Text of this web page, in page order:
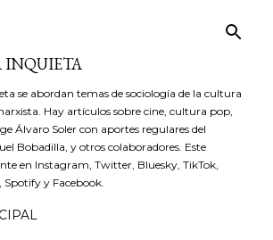
INQUIETA
se abordan temas de sociología de la cultura
Hay artículos sobre cine, cultura pop,
Álvaro Soler con aportes regulares del
Bobadilla, y otros colaboradores. Este
en Instagram, Twitter, Bluesky, TikTok,
Spotify y Facebook.